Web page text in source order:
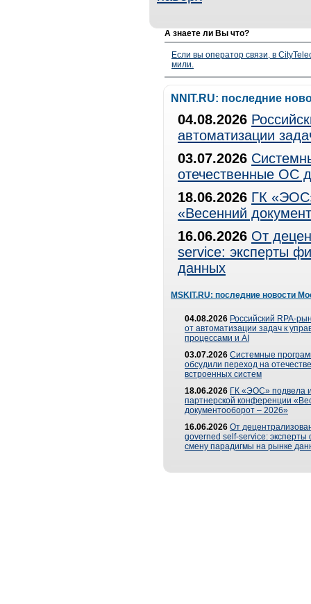
А знаете ли Вы что?
Если вы оператор связи, в
мили.
NNIT.RU: последние
04.08.2026
автоматизации
03.07.2026
отечественные ОС
18.06.2026 ГК
«Весенний
16.06.2026 От
service: эксперты
данных
MSKIT.RU: последние новости
04.08.2026 Российский RPA-
от автоматизации задач к
процессами и AI
03.07.2026 Системные
обсудили переход на
встроенных систем
18.06.2026 ГК «ЭОС» подвела
партнерской конференции
документооборот – 2026»
16.06.2026 От
governed self-service: эксперты
смену парадигмы на рынке